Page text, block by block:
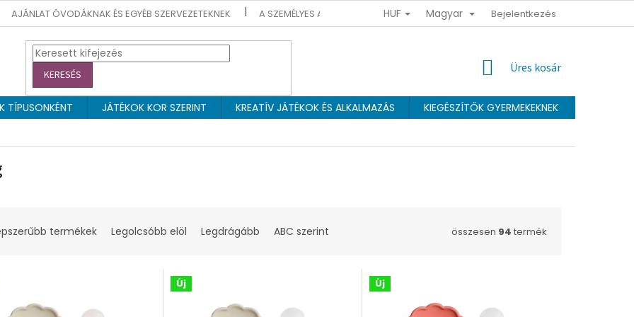
AJÁNLAT ÓVODÁKNAK ÉS EGYÉB SZERVEZETEKNEK A SZEMÉLYES ADATOK VÉDELMÉNEK FELTÉTELEI ÜZLETI FELTÉTELEK
HUF Magyar Bejelentkezés
KERESÉS
KOSÁR
Üres kosár
TÍPUSONKÉNT JÁTÉKOK KOR SZERINT KREATÍV JÁTÉKOK ÉS ALKALMAZÁS KIEGÉSZÍTŐK GYERMEKEKNEK
termékek Legolcsóbb elöl Legdrágább ABC szerint összesen 94 termék
Új Új